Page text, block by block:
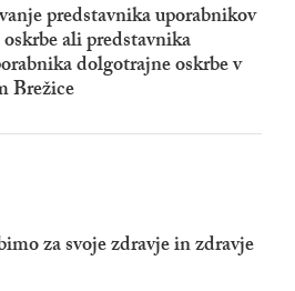
predstavnika uporabnikov
ali predstavnika
dolgotrajne oskrbe v
Brežice
za svoje zdravje in zdravje